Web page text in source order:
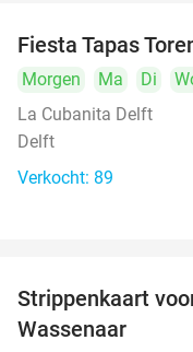
Fiesta Tapas
Morgen Ma Di
La Cubanita Delft
Delft
Verkocht: 89
Strippenkaart
Wassenaar